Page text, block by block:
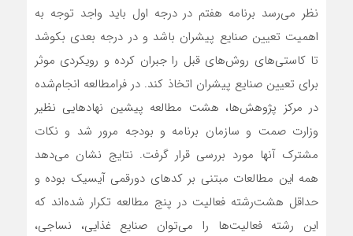
نظر می‌رسد برنامه هفتم در درجه اول باید واجد توجه به
اهمیت تعیین صنایع پیشران باشد و در درجه بعدی بکوشد
تا کاستی‌های روش‌های قبل را جبران کرده و رویکردی موثر
برای تعیین صنایع پیشران اتخاذ کند. در فرامطالعه انجام‌شده
در مرکز پژوهش‌ها، هشت مطالعه پیشین نهادهایی نظیر
وزارت صمت و سازمان برنامه و بودجه مرور شد و نکات
مشترک آنها مورد بررسی قرار گرفت. نتایج نشان می‌دهد
همه این مطالعات مبتنی بر کدهای دورقمی آیسیک بوده و
حداقل هشت‌رشته فعالیت در پنج مطالعه تکرار شده‌اند که
این رشته فعالیت‌ها را می‌توان صنایع غذایی، نساجی،